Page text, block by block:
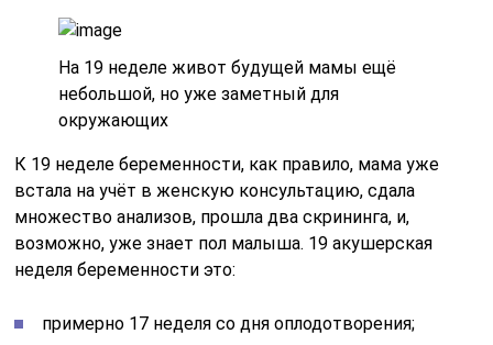
На 19 неделе живот будущей мамы ещё
небольшой, но уже заметный для
окружающих
К 19 неделе беременности, как правило, мама уже
встала на учёт в женскую консультацию, сдала
множество анализов, прошла два скрининга, и,
возможно, уже знает пол малыша. 19 акушерская
неделя беременности это:
примерно 17 неделя со дня оплодотворения;